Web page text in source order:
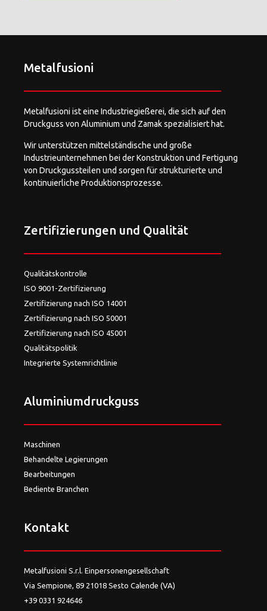
Metalfusioni
Metalfusioni ist eine Industriegießerei, die sich auf den
Druckguss von Aluminium und Zamak spezialisiert hat.
Wir unterstützen mittelständische und große
Industrieunternehmen bei der Konstruktion und Fertigung
von Druckgussteilen und sorgen für strukturierte und
kontinuierliche Produktionsprozesse.
Zertifizierungen und Qualität
Qualitätskontrolle
ISO 9001-Zertifizierung
Zertifizierung nach ISO 14001
Zertifizierung nach ISO 50001
Zertifizierung nach ISO 45001
Qualitätspolitik
Integrierte Systemrichtlinie
Aluminiumdruckguss
Maschinen
Behandelte Legierungen
Bearbeitungen
Bediente Branchen
Kontakt
Metalfusioni S.r.l. Einpersonengesellschaft
Via Sempione, 89 21018 Sesto Calende (VA)
+39 0331 924646